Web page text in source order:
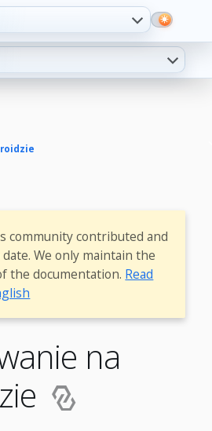
community contributed and
We only maintain the
the documentation. Read
na